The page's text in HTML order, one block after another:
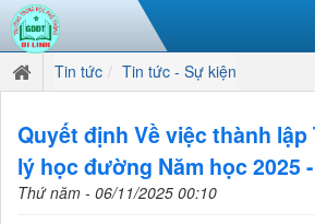
Tin tức Tin tức - Sự kiện
Quyết định Về việc thành
lý học đường Năm học 2025
Thứ năm - 06/11/2025 00:10